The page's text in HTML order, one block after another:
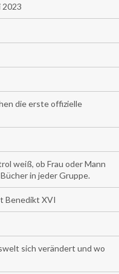
2023
die erste offizielle
weiß, ob Frau oder Mann
in jeder Gruppe.
Benedikt XVI
sich verändert und wo